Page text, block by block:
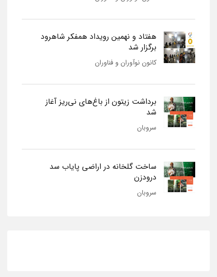
هفتاد و نهمین رویداد همفکر شاهرود
برگزار شد
کانون نوآوران و فناوران
برداشت زیتون از باغ‌های نی‌ریز آغاز
شد
سروبان
ساخت گلخانه در اراضی پایاب سد
درودزن
سروبان